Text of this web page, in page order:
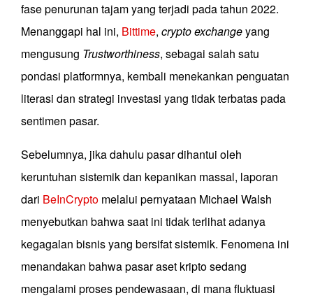
fase penurunan tajam yang terjadi pada tahun 2022.
Menanggapi hal ini, Bittime, crypto exchangeyang
mengusung Trustworthiness, sebagai salah satu
pondasi platformnya, kembali menekankan penguatan
literasi dan strategi investasi yang tidak terbatas pada
sentimen pasar.
Sebelumnya, jika dahulu pasar dihantui oleh
keruntuhan sistemik dan kepanikan massal, laporan
dari BeInCrypto melalui pernyataan Michael Walsh
menyebutkan bahwa saat ini tidak terlihat adanya
kegagalan bisnis yang bersifat sistemik. Fenomena ini
menandakan bahwa pasar aset kripto sedang
mengalami proses pendewasaan, di mana fluktuasi